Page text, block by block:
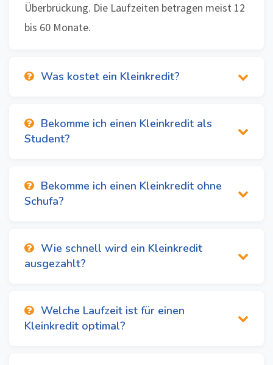
Überbrückung. Die Laufzeiten betragen meist 12
bis 60 Monate.
Was kostet ein Kleinkredit?
Bekomme ich einen Kleinkredit als
Student?
Bekomme ich einen Kleinkredit ohne
Schufa?
Wie schnell wird ein Kleinkredit
ausgezahlt?
Welche Laufzeit ist für einen
Kleinkredit optimal?